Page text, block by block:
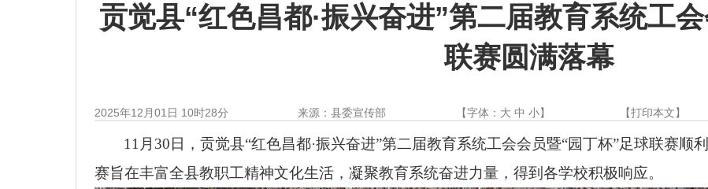
贡觉县“红色昌都·振兴奋进”第二届教育系统工
联赛圆满落幕
2025年12月01日 10时28分 来源：县委宣传部 【字体： 大 中 小】 【打印本文】
11月30日，贡觉县“红色昌都·振兴奋进”第二届教育系统工会会员暨“园丁杯”足球联赛顺
赛旨在丰富全县教职工精神文化生活，凝聚教育系统奋进力量，得到各学校积极响应。